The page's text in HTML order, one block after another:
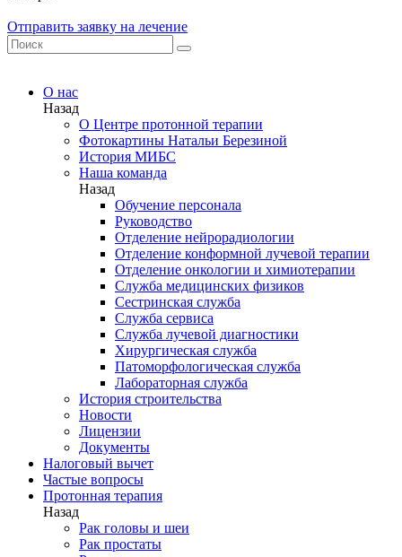
Отправить заявку на лечение
О нас
Назад
О Центре протонной терапии
Фотокартины Натальи Березиной
История МИБС
Наша команда
Назад
Обучение персонала
Руководство
Отделение нейрорадиологии
Отделение конформной лучевой терапии
Отделение онкологии и химиотерапии
Служба медицинских физиков
Сестринская служба
Служба сервиса
Служба лучевой диагностики
Хирургическая служба
Патоморфологическая служба
Лабораторная служба
История строительства
Новости
Лицензии
Документы
Налоговый вычет
Частые вопросы
Протонная терапия
Назад
Рак головы и шеи
Рак простаты